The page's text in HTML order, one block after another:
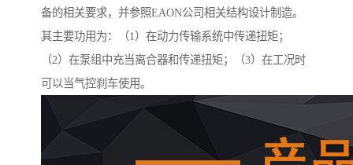
备的相关要求，并参照EAON公司相关结构设计制造。
其主要功用为：（1）在动力传输系统中传递扭矩；
（2）在泵组中充当离合器和传递扭矩；（3）在工况时
可以当气控刹车使用。